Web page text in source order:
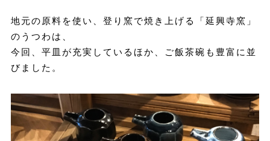
地元の原料を使い、登り窯で焼き上げる「延興寺窯」
のうつわは、
今回、平皿が充実しているほか、ご飯茶碗も豊富に並
びました。